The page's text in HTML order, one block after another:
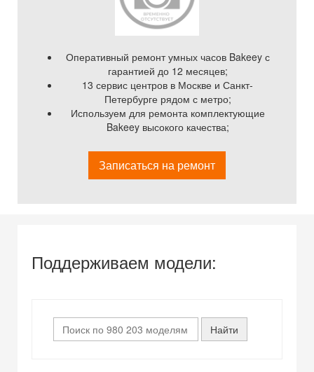
Оперативный ремонт умных часов Bakeey с
гарантией до 12 месяцев;
13 сервис центров в Москве и Санкт-
Петербурге рядом с метро;
Используем для ремонта комплектующие
Bakeey высокого качества;
Записаться на ремонт
Поддерживаем модели: